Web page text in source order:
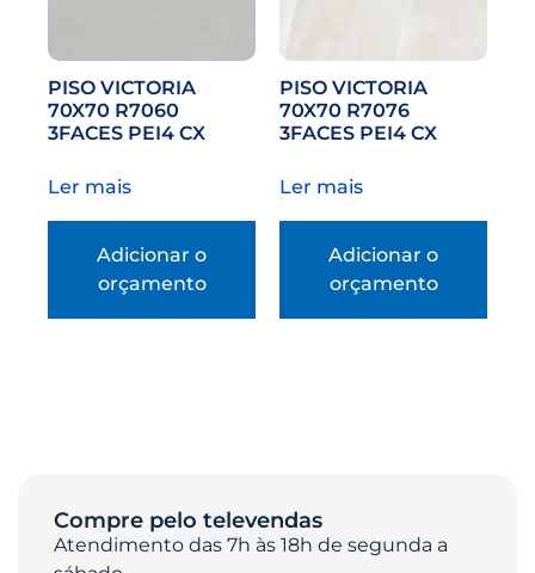
PISO VICTORIA
70X70 R7060
3FACES PEI4 CX
Ler mais
Adicionar o
orçamento
PISO VICTORIA
70X70 R7076
3FACES PEI4 CX
Ler mais
Adicionar o
orçamento
Compre pelo televendas
Atendimento das 7h às 18h de segunda a